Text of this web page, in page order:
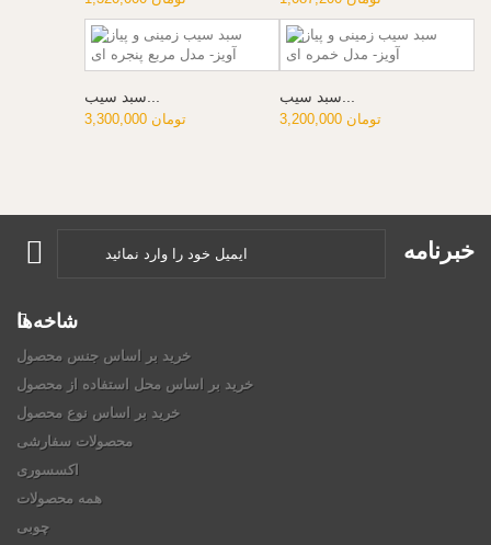
3,200,000 تومان 3,300,000 تومان
خبرنامه
شاخه‌ها
خرید بر اساس جنس محصول
خرید بر اساس محل استفاده از محصول
خرید بر اساس نوع محصول
محصولات سفارشی
اکسسوری
همه محصولات
چوبی